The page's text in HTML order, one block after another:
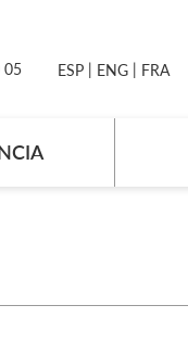
05 ESP | ENG | FRA